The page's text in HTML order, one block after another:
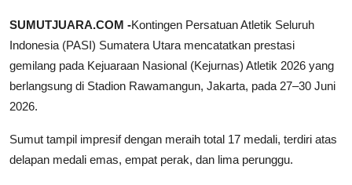
SUMUTJUARA.COM -Kontingen Persatuan Atletik Seluruh
Indonesia (PASI) Sumatera Utara mencatatkan prestasi
gemilang pada Kejuaraan Nasional (Kejurnas) Atletik 2026 yang
berlangsung di Stadion Rawamangun, Jakarta, pada 27–30 Juni
2026.
Sumut tampil impresif dengan meraih total 17 medali, terdiri atas
delapan medali emas, empat perak, dan lima perunggu.